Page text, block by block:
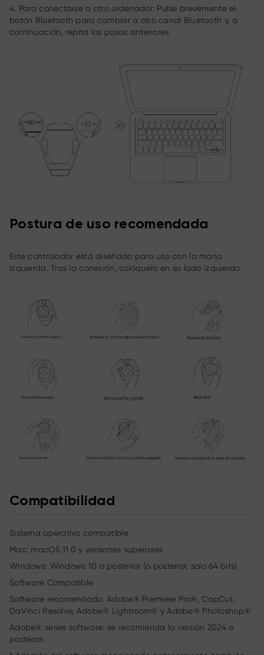
4. Para conectarse a otro ordenador: Pulse brevemente el
botón Bluetooth para cambiar a otro canal Bluetooth y, a
continuación, repita los pasos anteriores.
Postura de uso recomendada
Este controlador está diseñado para uso con la mano
izquierda. Tras la conexión, colóquelo en su lado izquierdo.
Compatibilidad
Sistema operativo compatible
Mac: macOS 11.0 y versiones superiores
Windows: Windows 10 o posterior (o posterior, solo 64 bits)
Software Compatible
Software recomendado: Adobe® Premiere Pro®, CapCut,
DaVinci Resolve, Adobe® Lightroom® y Adobe® Photoshop®
Adobe® series software: se recomienda la versión 2024 o
posterior.